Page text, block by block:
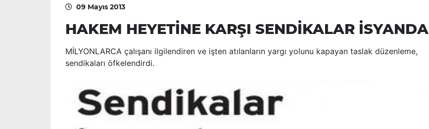
09 Mayıs 2013
HAKEM HEYETİNE KARŞI SENDİKALAR İSYANDA
MİLYONLARCA çalışanı ilgilendiren ve işten atılanların yargı yolunu kapayan taslak düzenleme,
sendikaları öfkelendirdi.